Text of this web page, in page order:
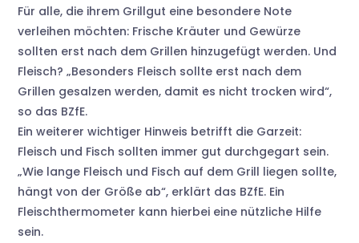
Für alle, die ihrem Grillgut eine besondere Note
verleihen möchten: Frische Kräuter und Gewürze
sollten erst nach dem Grillen hinzugefügt werden. Und
Fleisch? „Besonders Fleisch sollte erst nach dem
Grillen gesalzen werden, damit es nicht trocken wird“,
so das BZfE.
Ein weiterer wichtiger Hinweis betrifft die Garzeit:
Fleisch und Fisch sollten immer gut durchgegart sein.
„Wie lange Fleisch und Fisch auf dem Grill liegen sollte,
hängt von der Größe ab“, erklärt das BZfE. Ein
Fleischthermometer kann hierbei eine nützliche Hilfe
sein.